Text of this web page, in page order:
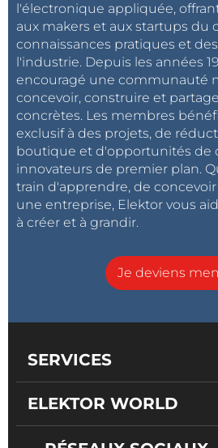
l'électronique appliquée,
aux makers et aux startups du
connaissances pratiques et
l'industrie. Depuis les années
encouragé une communauté
concevoir, construire et
concrètes. Les membres
exclusif à des projets, de
boutique et d'opportunités de
innovateurs de premier plan.
train d'apprendre, de
une entreprise, Elektor vous
à créer et à grandir.
Je deviens
SERVICES
ELEKTOR WORLD